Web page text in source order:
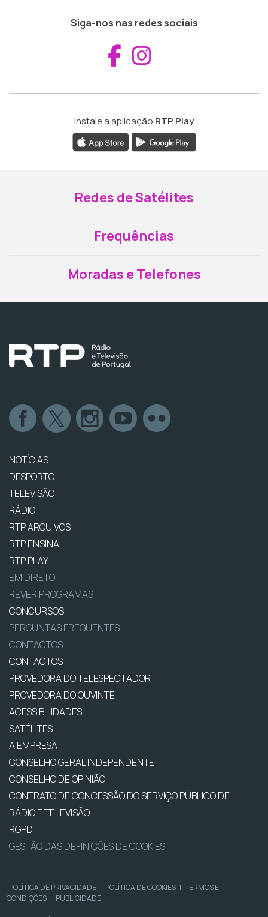
Siga-nos nas redes sociais
Aceder ao
Instale a aplicação RTP Play
Redes de Satélites
Frequências
Moradas e Telefones
NOTÍCIAS
DESPORTO
TELEVISÃO
RÁDIO
RTP ARQUIVOS
RTP ENSINA
RTP PLAY
EM DIRETO
REVER PROGRAMAS
CONCURSOS
PERGUNTAS FREQUENTES
CONTACTOS
CONTACTOS
PROVEDORA DO TELESPECTADOR
PROVEDORA DO OUVINTE
ACESSIBILIDADES
SATÉLITES
A EMPRESA
CONSELHO GERAL INDEPENDENTE
CONSELHO DE OPINIÃO
CONTRATO DE CONCESSÃO DO SERVIÇO PÚBLICO DE
RÁDIO E TELEVISÃO
RGPD
GESTÃO DAS DEFINIÇÕES DE COOKIES
POLÍTICA DE PRIVACIDADE | POLÍTICA DE COOKIES | TERMOS E
CONDIÇÕES | PUBLICIDADE